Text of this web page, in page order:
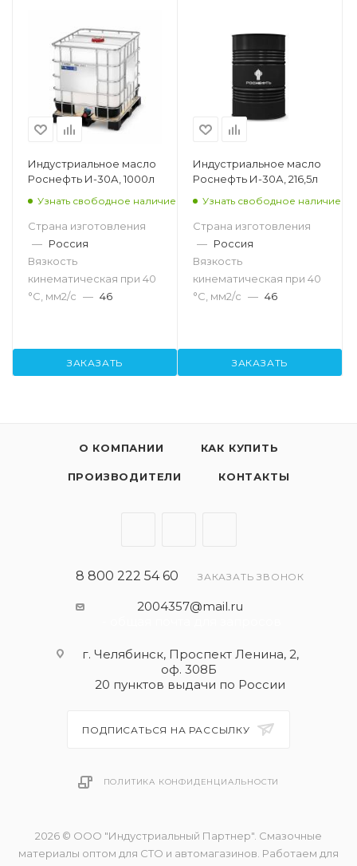
Индустриальное масло
Роснефть И-30А, 1000л
Узнать свободное наличие
Страна изготовления
— Россия
Вязкость
кинематическая при 40
°С, мм2/с — 46
ЗАКАЗАТЬ
Индустриальное масло
Роснефть И-30А, 216,5л
Узнать свободное наличие
Страна изготовления
— Россия
Вязкость
кинематическая при 40
°С, мм2/с — 46
ЗАКАЗАТЬ
О КОМПАНИИ КАК КУПИТЬ
ПРОИЗВОДИТЕЛИ КОНТАКТЫ
8 800 222 54 60 ЗАКАЗАТЬ ЗВОНОК
2004357@mail.ru
г. Челябинск, Проспект Ленина, 2,
оф. 308Б
20 пунктов выдачи по России
ПОДПИСАТЬСЯ НА РАССЫЛКУ
ПОЛИТИКА КОНФИДЕНЦИАЛЬНОСТИ
2026 © ООО "Индустриальный Партнер". Смазочные
материалы оптом для СТО и автомагазинов. Работаем для